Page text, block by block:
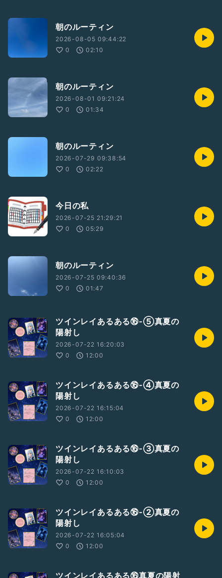
朝のルーティン
2026-08-05 09:44:22
0
02:10
朝のルーティン
2026-08-01 09:21:24
0
01:34
朝のルーティン
2026-07-29 09:38:54
0
02:22
今日の私
2026-07-25 21:29:21
0
05:29
朝のルーティン
2026-07-25 09:40:36
0
01:47
ツインレイあるある⑯-⑤真夏の
陽射し
2026-07-22 16:20:03
0
12:00
ツインレイあるある⑯-④真夏の
陽射し
2026-07-22 16:15:04
0
12:00
ツインレイあるある⑯-③真夏の
陽射し
2026-07-22 16:10:03
0
12:00
ツインレイあるある⑯-②真夏の
陽射し
2026-07-22 16:05:04
0
12:00
ツインレイあるある⑯真夏の陽射